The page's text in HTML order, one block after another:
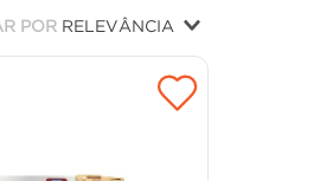
POR RELEVÂNCIA